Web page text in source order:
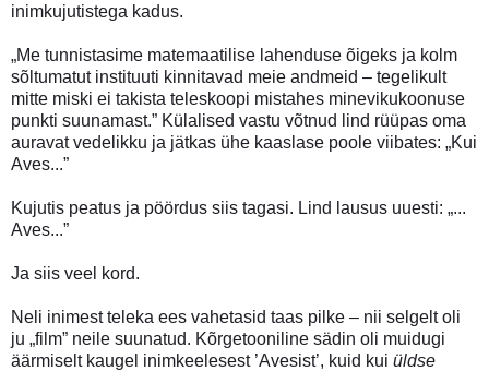
inimkujutistega kadus.
„Me tunnistasime matemaatilise lahenduse õigeks ja kolm
sõltumatut instituuti kinnitavad meie andmeid – tegelikult
mitte miski ei takista teleskoopi mistahes minevikukoonuse
punkti suunamast.” Külalised vastu võtnud lind rüüpas oma
auravat vedelikku ja jätkas ühe kaaslase poole viibates: „Kui
Aves...”
Kujutis peatus ja pöördus siis tagasi. Lind lausus uuesti: „...
Aves...”
Ja siis veel kord.
Neli inimest teleka ees vahetasid taas pilke – nii selgelt oli
ju „film” neile suunatud. Kõrgetooniline sädin oli muidugi
äärmiselt kaugel inimkeelesest ’Avesist’, kuid kui üldse